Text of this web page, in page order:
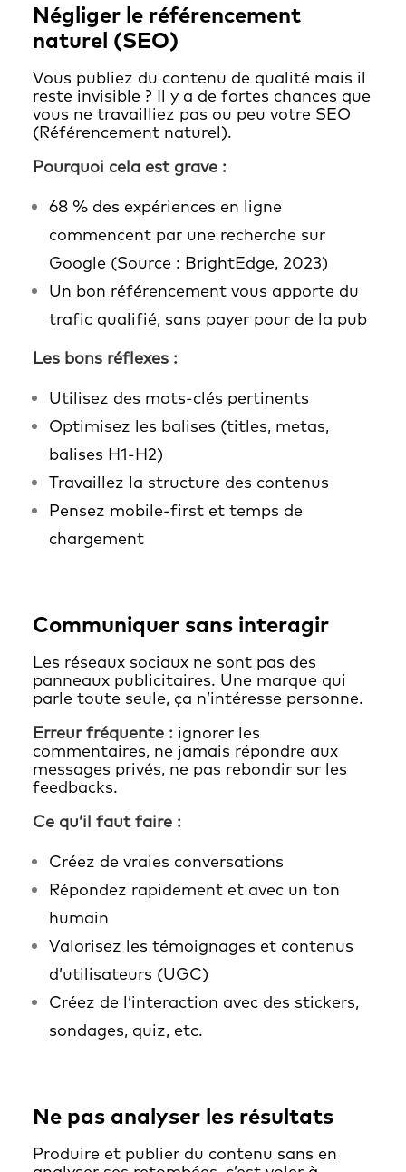
Négliger le référencement
naturel (SEO)
Vous publiez du contenu de qualité mais il
reste invisible ? Il y a de fortes chances que
vous ne travailliez pas ou peu votre SEO
(Référencement naturel).
Pourquoi cela est grave :
68 % des expériences en ligne
commencent par une recherche sur
Google (Source : BrightEdge, 2023)
Un bon référencement vous apporte du
trafic qualifié, sans payer pour de la pub
Les bons réflexes :
Utilisez des mots-clés pertinents
Optimisez les balises (titles, metas,
balises H1-H2)
Travaillez la structure des contenus
Pensez mobile-first et temps de
chargement
Communiquer sans interagir
Les réseaux sociaux ne sont pas des
panneaux publicitaires. Une marque qui
parle toute seule, ça n’intéresse personne.
Erreur fréquente : ignorer les
commentaires, ne jamais répondre aux
messages privés, ne pas rebondir sur les
feedbacks.
Ce qu’il faut faire :
Créez de vraies conversations
Répondez rapidement et avec un ton
humain
Valorisez les témoignages et contenus
d’utilisateurs (UGC)
Créez de l’interaction avec des stickers,
sondages, quiz, etc.
Ne pas analyser les résultats
Produire et publier du contenu sans en